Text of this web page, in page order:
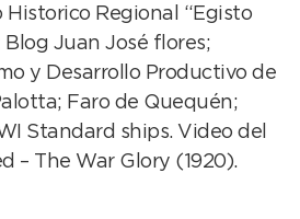
Historico Regional “Egisto
Blog Juan José flores;
y Desarrollo Productivo de
Faro de Quequén;
Standard ships. Video del
– The War Glory (1920).